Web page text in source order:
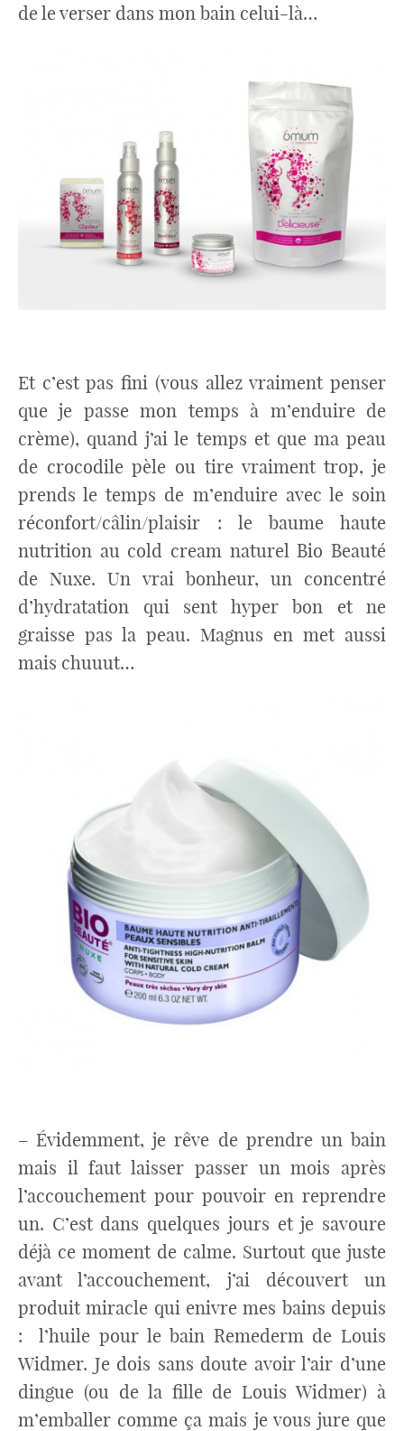
de le verser dans mon bain celui-là…
Et c’est pas fini (vous allez vraiment penser
que je passe mon temps à m’enduire de
crème), quand j’ai le temps et que ma peau
de crocodile pèle ou tire vraiment trop, je
prends le temps de m’enduire avec le soin
réconfort/câlin/plaisir : le baume haute
nutrition au cold cream naturel Bio Beauté
de Nuxe. Un vrai bonheur, un concentré
d’hydratation qui sent hyper bon et ne
graisse pas la peau. Magnus en met aussi
mais chuuut…
– Évidemment, je rêve de prendre un bain
mais il faut laisser passer un mois après
l’accouchement pour pouvoir en reprendre
un. C’est dans quelques jours et je savoure
déjà ce moment de calme. Surtout que juste
avant l’accouchement, j’ai découvert un
produit miracle qui enivre mes bains depuis
: l’huile pour le bain Remederm de Louis
Widmer. Je dois sans doute avoir l’air d’une
dingue (ou de la fille de Louis Widmer) à
m’emballer comme ça mais je vous jure que